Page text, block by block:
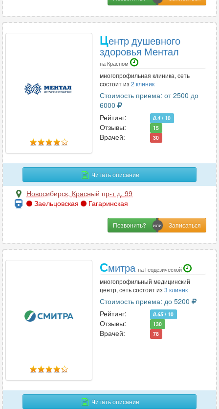
Центр душевного
здоровья Ментал
на Красном
многопрофильная клиника, сеть
состоит из 2 клиник
Стоимость приема: от 2500 до
6000
Рейтинг:
8.4 / 10
Отзывы: 15
Врачей: 30
Читать описание
Новосибирск, Красный пр-т д. 99
Заельцовская
Гагаринская
Позвонить?
Смитра на Геодезической
многопрофильный медицинский
центр, сеть состоит из 3 клиник
Стоимость приема: до 5200
Рейтинг:
8.65/ 10
Отзывы: 130
Врачей: 78
Читать описание